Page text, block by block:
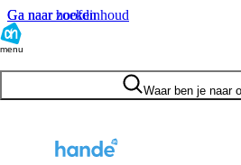
Ga naar hoofdinhoud
Ga naar zoeken
menu
Waar ben je naar